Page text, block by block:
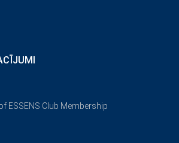
ESSENS Club Membership